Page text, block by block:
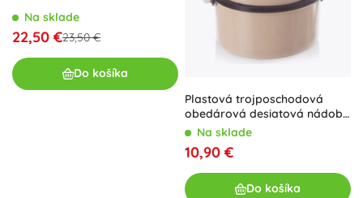
Na sklade
22,50 €23,50 €
Do košíka
Plastová trojposchodová
obedárová desiatová nádoba
3 × 1,5 l
Na sklade
10,90 €
Do košíka